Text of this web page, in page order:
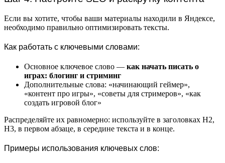
Если вы хотите, чтобы ваши материалы находили в Яндексе,
необходимо правильно оптимизировать тексты.
Как работать с ключевыми словами:
Основное ключевое слово — как начать писать о
играх: блогинг и стриминг
Дополнительные слова: «начинающий геймер»,
«контент про игры», «советы для стримеров», «как
создать игровой блог»
Распределяйте их равномерно: используйте в заголовках H2,
H3, в первом абзаце, в середине текста и в конце.
Примеры использования ключевых слов: